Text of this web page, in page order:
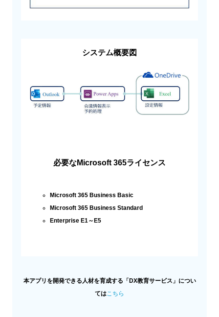
システム概要図
必要なMicrosoft 365ライセンス
Microsoft 365 Business Basic
Microsoft 365 Business Standard
Enterprise E1～E5
本アプリを開発できる人材を育成する「DX教育サービス」につい
てはこちら